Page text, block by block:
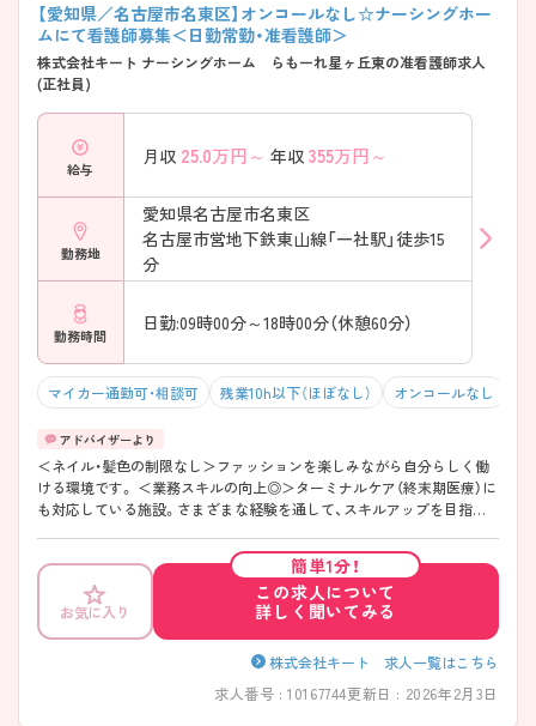
【愛知県／名古屋市名東区】オンコールなし☆ナーシングホー
ムにて看護師募集＜日勤常勤・准看護師＞
株式会社キート ナーシングホーム らもーれ星ヶ丘東の准看護師求人
(正社員)
給与
月収 25.0万円～ 年収 355万円～
勤務地
愛知県名古屋市名東区
名古屋市営地下鉄東山線「一社駅」徒歩15
分
勤務時間
日勤:09時00分～18時00分（休憩60分）
マイカー通勤可・相談可 残業10h以下（ほぼなし） オンコールなし
＜ネイル・髪色の制限なし＞ファッションを楽しみながら自分らしく働
ける環境です。 ＜業務スキルの向上◎＞ターミナルケア（終末期医療）に
も対応している施設。さまざまな経験を通して、スキルアップを目指し
仕事とプライベートのメリハリもつけやすいです。 ご興味のある方に
は、面接対策ポイント等、さらに詳細をお話ししますのでお気軽にご相談
ください。
お気に入り
簡単1分！
この求人について
詳しく聞いてみる
株式会社キート 求人一覧はこちら
求人番号 : 10167744更新日 : 2026年2月3日